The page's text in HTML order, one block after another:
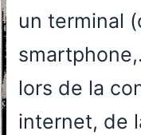
un terminal
lors de la
internet, de